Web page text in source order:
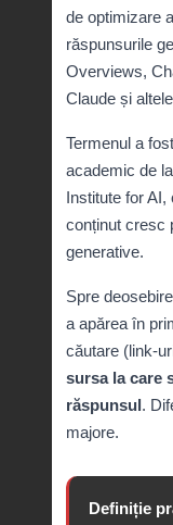
de optimizare
răspunsurile
Overviews,
Claude și
Termenul a
academic de
Institute for
conținut cresc
generative.
Spre
a apărea în
căutare (link-
sursa la care
răspunsul .
majore.
Definiție